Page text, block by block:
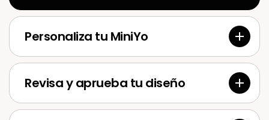
Personaliza tu MiniYo
Revisa y aprueba tu diseño